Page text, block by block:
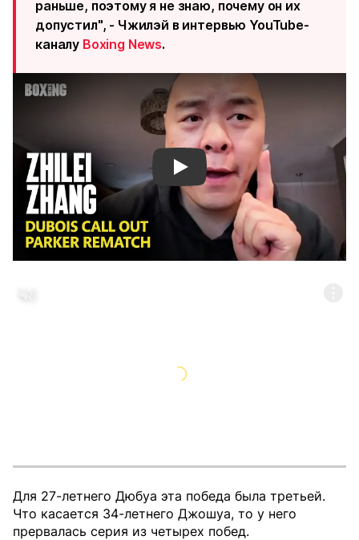
раньше, поэтому я не знаю, почему он их
допустил", - Чжилэй в интервью YouTube-
каналу Boxing News.
Смотреть видео YouTube
Для 27-летнего Дюбуа эта победа была третьей.
Что касается 34-летнего Джошуа, то у него
прервалась серия из четырех побед.